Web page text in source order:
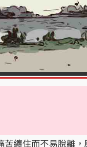
纏住而不易脫離，